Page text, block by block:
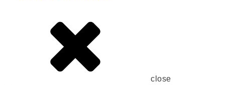
close